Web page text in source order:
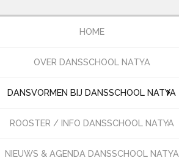
HOME
OVER DANSSCHOOL NATYA
DANSVORMEN BIJ DANSSCHOOL NATYA
ROOSTER / INFO DANSSCHOOL NATYA
NIEUWS & AGENDA DANSSCHOOL NATYA